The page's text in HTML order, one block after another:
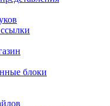
блоки